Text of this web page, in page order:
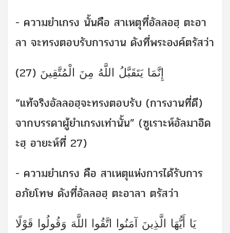
- ความยำเกรง นั้นคือ สาเหตุที่อัลลอฮฺ ตะอา
ลา จะทรงตอบรับการงาน ดังที่พระองค์ตรัสว่า
إِنَّمَا يَتَقَبَّلُ اللَّهُ مِنَ الْمُتَّقِينَ (27)
“แท้จริงอัลลอฮฺจะทรงตอบรับ (การงานที่ดี)
จากบรรดาผู้ยำเกรงเท่านั้น” (ซูเราะห์อัลมาอิด
ะฮฺ อายะห์ที่ 27)
- ความยำเกรง คือ สาเหตุแห่งการได้รับการ
อภัยโทษ ดังที่อัลลอฮฺ ตะอาลา ตรัสว่า
يَا أَيُّهَا الَّذِينَ آمَنُوا اتَّقُوا اللَّهَ وَقُولُوا قَوْلًا